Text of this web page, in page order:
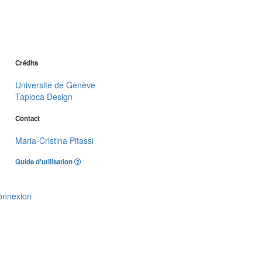
Crédits
Université de Genève
Tapioca Design
Contact
Maria-Cristina Pitassi
Guide d'utilisation